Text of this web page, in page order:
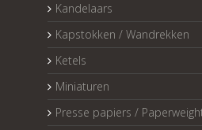
Kandelaars
Kapstokken / Wandrekken
Ketels
Miniaturen
Presse papiers /